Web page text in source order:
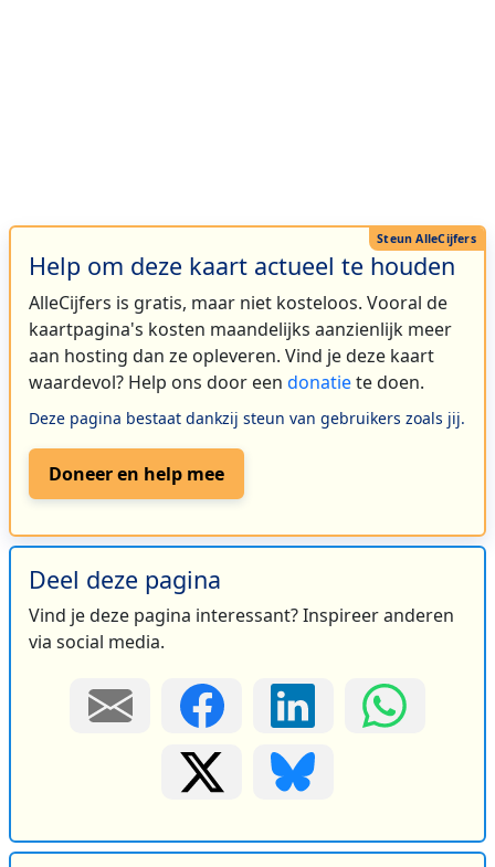
Help om deze kaart actueel te houden
AlleCijfers is gratis, maar niet kosteloos. Vooral de
kaartpagina's kosten maandelijks aanzienlijk meer
aan hosting dan ze opleveren. Vind je deze kaart
waardevol? Help ons door een donatiete doen.
Deze pagina bestaat dankzij steun van gebruikers zoals jij.
Doneer en help mee
Deel deze pagina
Vind je deze pagina interessant? Inspireer anderen
via social media.